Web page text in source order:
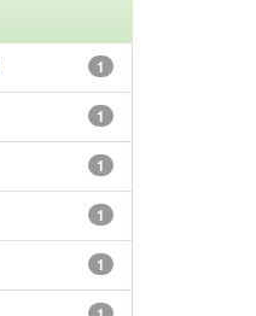
1
1
1
1
1